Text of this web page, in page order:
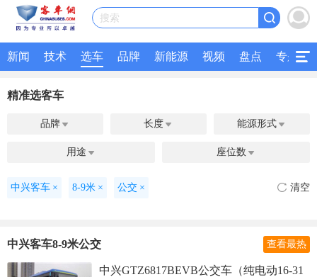
搜索
新闻 技术 选车 品牌 新能源 视频 盘点 专题
精准选客车
品牌  长度  能源形式 
用途  座位数 
中兴客车 × 8-9米 × 公交 × 清空
中兴客车8-9米公交 查看最热
中兴GTZ6817BEVB公交车（纯电动16-31